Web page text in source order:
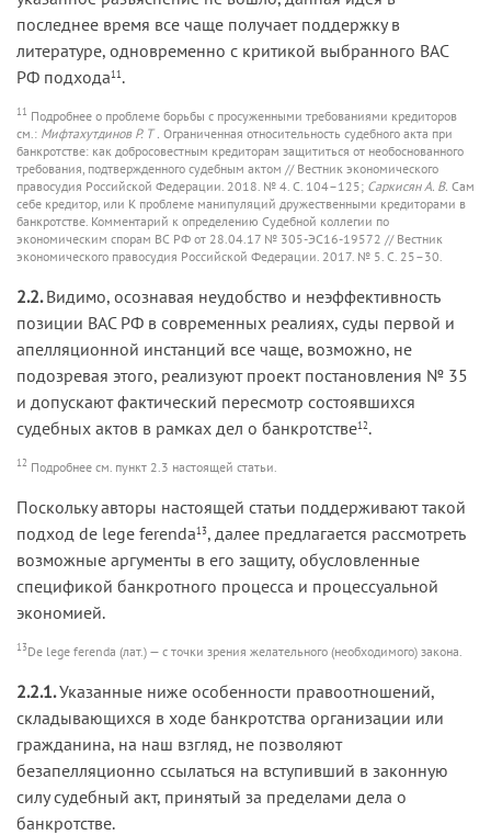
последнее время все чаще получает поддержку в
литературе, одновременно с критикой выбранного ВАС
РФ подхода11 .
11 Подробнее о проблеме борьбы с просуженными требованиями кредиторов
см.: Мифтахутдинов Р. Т . Ограниченная относительность судебного акта при
банкротстве: как добросовестным кредиторам защититься от необоснованного
требования, подтвержденного судебным актом // Вестник экономического
правосудия Российской Федерации. 2018. № 4. С. 104–125; Саркисян А. В. Сам
себе кредитор, или К проблеме манипуляций дружественными кредиторами в
банкротстве. Комментарий к определению Судебной коллегии по
экономическим спорам ВС РФ от 28.04.17 № 305-ЭС16-19572 // Вестник
экономического правосудия Российской Федерации. 2017. № 5. С. 25–30.
2.2.Видимо, осознавая неудобство и неэффективность
позиции ВАС РФ в современных реалиях, суды первой и
апелляционной инстанций все чаще, возможно, не
подозревая этого, реализуют проект постановления № 35
и допускают фактический пересмотр состоявшихся
судебных актов в рамках дел о банкротстве12.
12 Подробнее см. пункт 2.3 настоящей статьи.
Поскольку авторы настоящей статьи поддерживают такой
подход de lege ferenda13, далее предлагается рассмотреть
возможные аргументы в его защиту, обусловленные
спецификой банкротного процесса и процессуальной
экономией.
13De lege ferenda (лат.) — с точки зрения желательного (необходимого) закона.
2.2.1.Указанные ниже особенности правоотношений,
складывающихся в ходе банкротства организации или
гражданина, на наш взгляд, не позволяют
безапелляционно ссылаться на вступивший в законную
силу судебный акт, принятый за пределами дела о
банкротстве.